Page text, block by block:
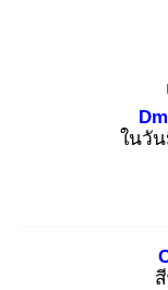
ในวัน
Dm